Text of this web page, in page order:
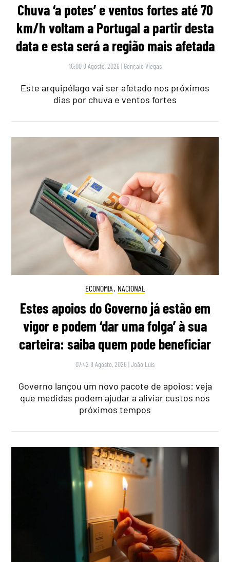
Chuva ‘a potes’ e ventos fortes até 70
km/h voltam a Portugal a partir desta
data e esta será a região mais afetada
16:00 8 Agosto, 2026 | Gonçalo Viegas
Este arquipélago vai ser afetado nos próximos
dias por chuva e ventos fortes
ECONOMIA , NACIONAL
Estes apoios do Governo já estão em
vigor e podem ‘dar uma folga’ à sua
carteira: saiba quem pode beneficiar
07:42 8 Agosto, 2026 |João Luís
Governo lançou um novo pacote de apoios: veja
que medidas podem ajudar a aliviar custos nos
próximos tempos